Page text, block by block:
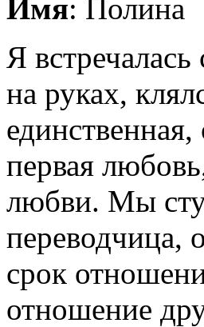
Имя: Полина
Я
на руках,
первая
любви. Мы
переводчица,
срок
отношение